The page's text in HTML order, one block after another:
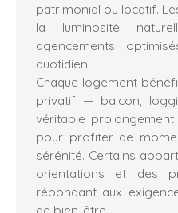
patrimonial ou locatif.
la luminosité
agencements
quotidien.
Chaque logement
privatif — balcon,
véritable prolongement
pour profiter de
sérénité. Certains
orientations et des
répondant aux